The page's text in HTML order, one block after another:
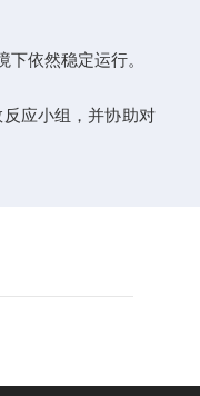
依然稳定运行。
应小组，并协助对